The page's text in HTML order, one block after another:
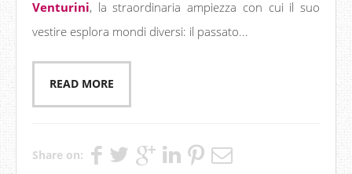
Venturini, la straordinaria ampiezza con cui il suo
vestire esplora mondi diversi: il passato...
READ MORE
Share on: